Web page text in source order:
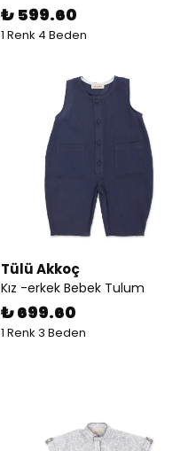
₺ 599.60
1 Renk 4 Beden
Tülü Akkoç
Kız -erkek Bebek Tulum
₺ 699.60
1 Renk 3 Beden